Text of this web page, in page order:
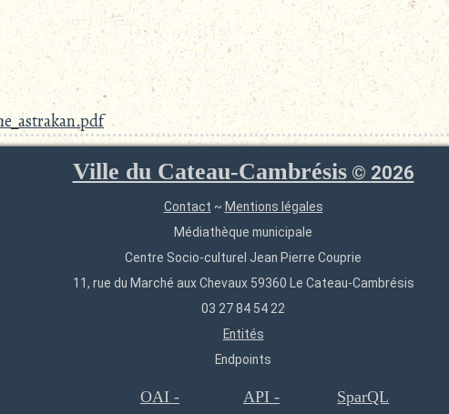
Ville du Cateau-Cambrésis© 2026
Contact ~ Mentions légales
Médiathèque municipale
Centre Socio-culturel Jean Pierre Couprie
11, rue du Marché aux Chevaux 59360 Le Cateau-Cambrésis
03 27 84 54 22
Entités
Endpoints
OAI - API - SparQL